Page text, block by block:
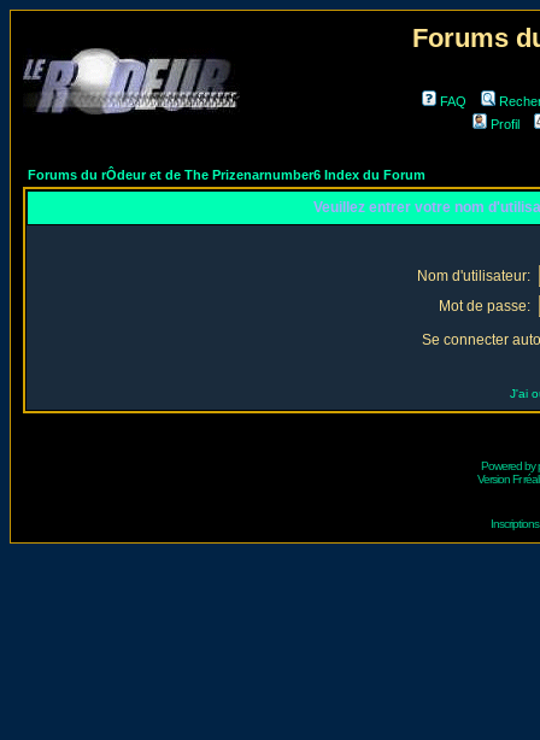
Forums
FAQ
Profil
Forums du rÔdeur et de The Prizenarnumber6 Index du Forum
Veuillez entrer votre nom
Nom d'utilisateur:
Mot de passe:
Se connecter
J'ai
Powered by
Version Fr